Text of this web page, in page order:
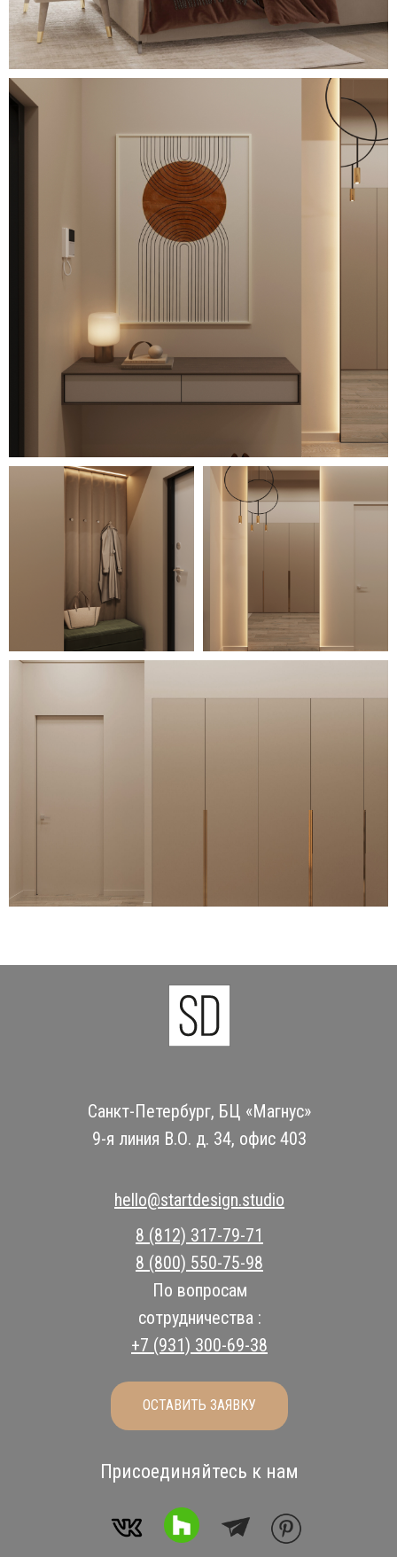
Санкт-Петербург, БЦ «Магнус»
9-я линия В.О. д. 34, офис 403
8 (812) 317-79-71
8 (800) 550-75-98
По вопросам
сотрудничества :
+7 (931) 300-69-38
hello@startdesign.studio
Присоединяйтесь к нам
ОСТАВИТЬ ЗАЯВКУ